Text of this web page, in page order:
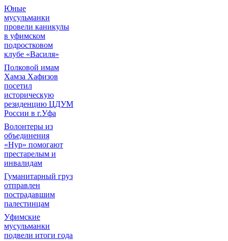
Юные
мусульманки
провели каникулы
в уфимском
подростковом
клубе «Василя»
Полковой имам
Хамза Хафизов
посетил
историческую
резиденцию ЦДУМ
России в г.Уфа
Волонтеры из
объединения
«Нур» помогают
престарелым и
инвалидам
Гуманитарный груз
отправлен
пострадавшим
палестинцам
Уфимские
мусульманки
подвели итоги года